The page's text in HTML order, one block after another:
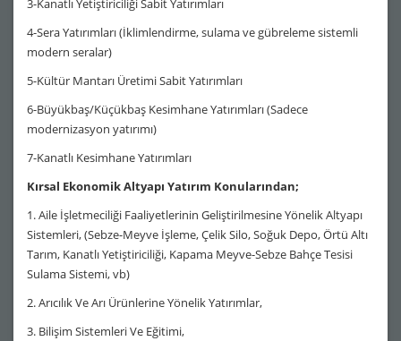
3-Kanatlı Yetiştiriciliği Sabit Yatırımları
4-Sera Yatırımları (İklimlendirme, sulama ve gübreleme sistemli
modern seralar)
5-Kültür Mantarı Üretimi Sabit Yatırımları
6-Büyükbaş/Küçükbaş Kesimhane Yatırımları (Sadece
modernizasyon yatırımı)
7-Kanatlı Kesimhane Yatırımları
Kırsal Ekonomik Altyapı Yatırım Konularından;
1. Aile İşletmeciliği Faaliyetlerinin Geliştirilmesine Yönelik Altyapı
Sistemleri, (Sebze-Meyve İşleme, Çelik Silo, Soğuk Depo, Örtü Altı
Tarım, Kanatlı Yetiştiriciliği, Kapama Meyve-Sebze Bahçe Tesisi
Sulama Sistemi, vb)
2. Arıcılık Ve Arı Ürünlerine Yönelik Yatırımlar,
3. Bilişim Sistemleri Ve Eğitimi,